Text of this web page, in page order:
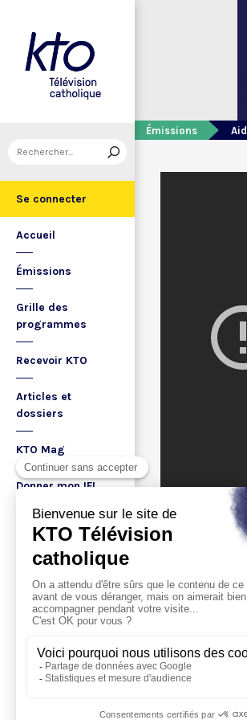
Se connecter
Accueil
Émissions
Grille des
programmes
Recevoir KTO
Articles et
dossiers
KTO Mag
Donner mon IFI
Aider KTO
Boutique DVD
A propos
Émissions
KTO
Appel à don
Aider